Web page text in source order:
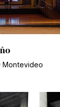
Montevideo